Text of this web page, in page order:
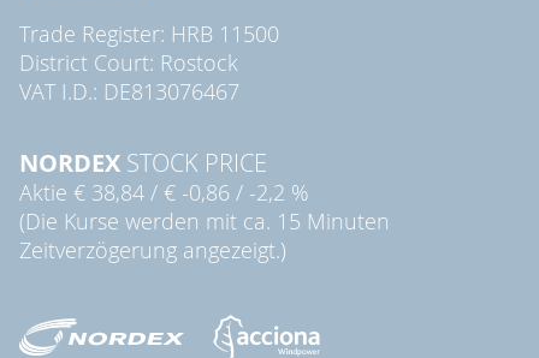
Trade Register: HRB 11500
District Court: Rostock
VAT I.D.: DE813076467
NORDEX STOCK PRICE
Aktie € 38,84 / € -0,86 / -2,2 %
(Die Kurse werden mit ca. 15 Minuten
Zeitverzögerung angezeigt.)